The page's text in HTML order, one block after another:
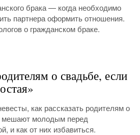
брака — когда необходимо
партнера оформить отношения.
о гражданском браке.
о свадьбе, если
как рассказать родителям о
мешают молодым перед
и как от них избавиться.